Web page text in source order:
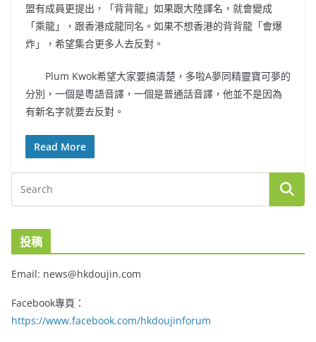
盟有成員更提出，「背背龍」如果跟大陸譯名，就會變成
「乘龍」，跟香港成龍同名。如果不想香港的背背龍「會爆
炸」，希望集合更多人去反對。
Plum Kwok希望大家要搞清楚，多啦A夢同精靈寶可夢的
分別，一個是粵語音譯，一個是普通話音譯，他並不是因為
有新名字就要去反對。
Read More
投稿
Email: news@hkdoujin.com
Facebook專頁：
https://www.facebook.com/hkdoujinforum